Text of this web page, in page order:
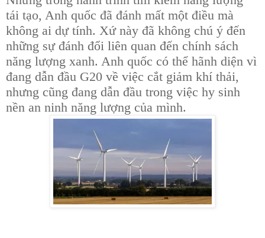
tái tạo, Anh quốc đã đánh mất một điều mà
không ai dự tính. Xứ này đã không chú ý đến
những sự đánh đổi liên quan đến chính sách
năng lượng xanh. Anh quốc có thể hãnh diện vì
đang dẫn đầu G20 về việc cắt giảm khí thải,
nhưng cũng đang dẫn đầu trong việc hy sinh
nền an ninh năng lượng của mình.